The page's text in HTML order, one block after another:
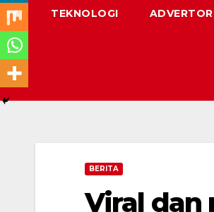
TEKNOLOGI
BERITA
Viral dan